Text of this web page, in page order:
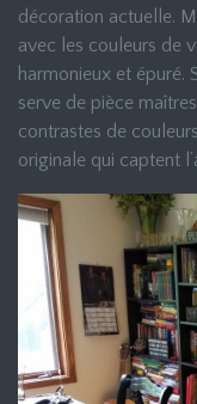
décoration actuelle.
avec les couleurs de
harmonieux et épuré.
serve de pièce
contrastes de
originale qui captent